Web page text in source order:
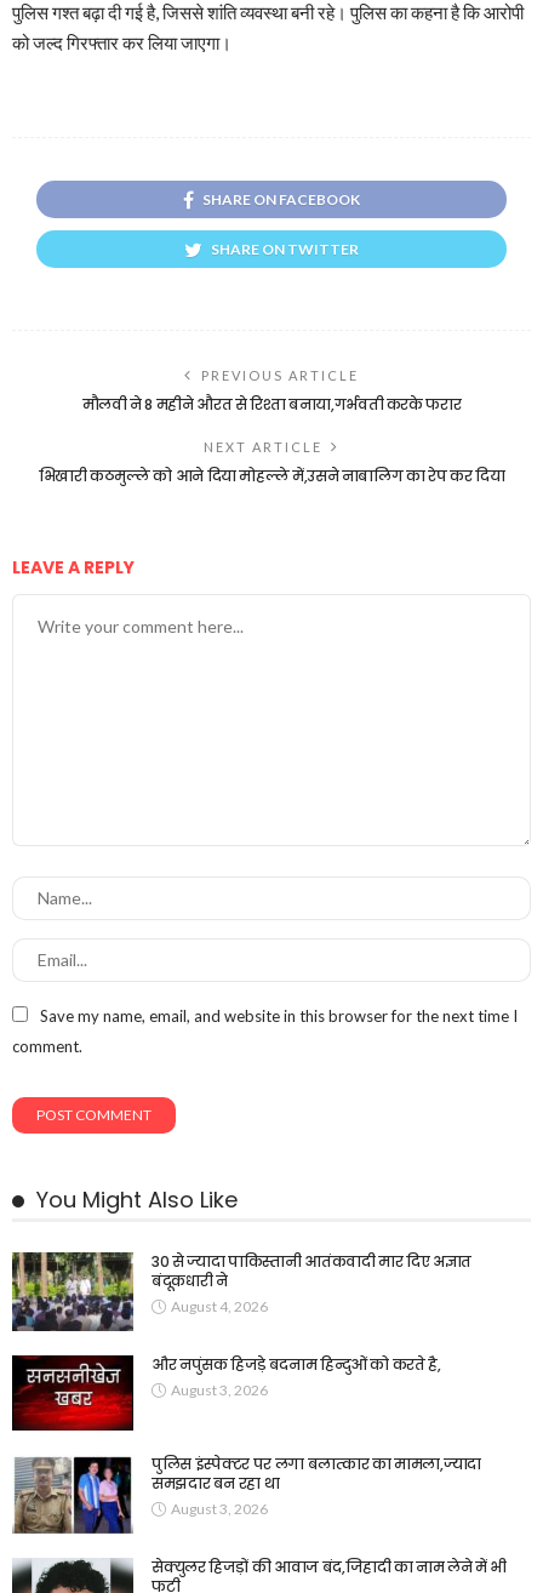
पुलिस गश्त बढ़ा दी गई है, जिससे शांति व्यवस्था बनी रहे। पुलिस का कहना है कि आरोपी
को जल्द गिरफ्तार कर लिया जाएगा।
SHARE ON FACEBOOK
SHARE ON TWITTER
PREVIOUS ARTICLE
मौलवी ने 8 महीने औरत से रिश्ता बनाया,गर्भवती करके फरार
NEXT ARTICLE
भिखारी कठमुल्ले को आने दिया मोहल्ले में,उसने नाबालिग का रेप कर दिया
LEAVE A REPLY
Save my name, email, and website in this browser for the next time I
comment.
You Might Also Like
30 से ज्यादा पाकिस्तानी आतंकवादी मार दिए अज्ञात
बंदूकधारी ने
August 4, 2026
और नपुंसक हिजड़े बदनाम हिन्दुओं को करते है,
August 3, 2026
पुलिस इंस्पेक्टर पर लगा बलात्कार का मामला,ज्यादा
समझदार बन रहा था
August 3, 2026
सेक्युलर हिजड़ों की आवाज बंद,जिहादी का नाम लेने में भी
फटी